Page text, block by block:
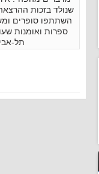
שנולד בזכות
השתתפו סופרים
ספרות ואומנות
תל-אביב,